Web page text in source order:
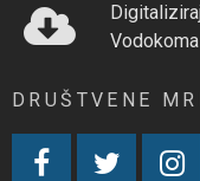
Vodokoma
DRUŠTVENE